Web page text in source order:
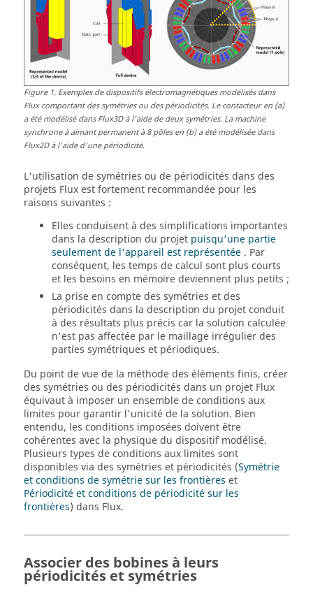
Figure1. Exemples de dispositifs électromagnétiques modélisés dans
Flux comportant des symétries ou des périodicités. Le contacteur en (a)
a été modélisé dans Flux3D à l'aide de deux symétries. La machine
synchrone à aimant permanent à 8 pôles en (b) a été modélisée dans
Flux2D à l'aide d'une périodicité.
L'utilisation de symétries ou de périodicités dans des
projets Flux est fortement recommandée pour les
raisons suivantes :
Elles conduisent à des simplifications importantes
dans la description du projet puisqu'une partie
seulement de l'appareil est représentée . Par
conséquent, les temps de calcul sont plus courts
et les besoins en mémoire deviennent plus petits ;
La prise en compte des symétries et des
périodicités dans la description du projet conduit
à des résultats plus précis car la solution calculée
n'est pas affectée par le maillage irrégulier des
parties symétriques et périodiques.
Du point de vue de la méthode des éléments finis, créer
des symétries ou des périodicités dans un projet Flux
équivaut à imposer un ensemble de conditions aux
limites pour garantir l'unicité de la solution. Bien
entendu, les conditions imposées doivent être
cohérentes avec la physique du dispositif modélisé.
Plusieurs types de conditions aux limites sont
disponibles via des symétries et périodicités (Symétrie
et conditions de symétrie sur les frontières et
Périodicité et conditions de périodicité sur les
frontières) dans Flux.
Associer des bobines à leurs
périodicités et symétries